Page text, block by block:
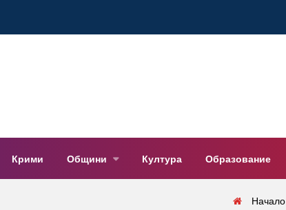
Крими Общини Култура Образование
Начало